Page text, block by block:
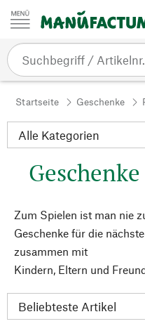
Zum Inhalt springen
Startseite Geschenke
Zum Spielen ist man nie
Geschenke für die
zusammen mit
Kindern, Eltern und